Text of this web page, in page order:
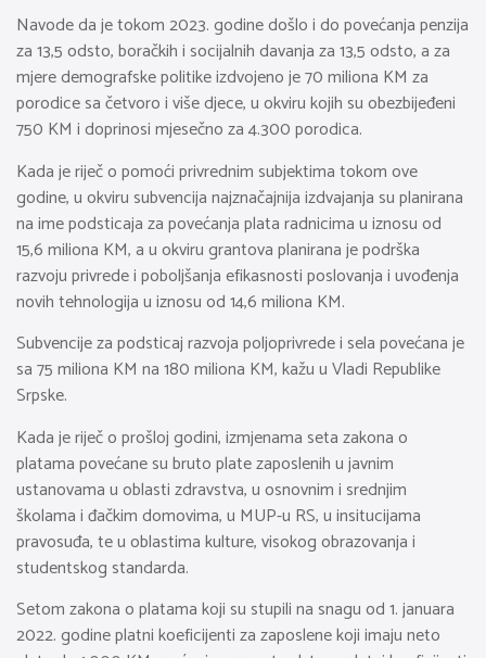
Navode da je tokom 2023. godine došlo i do povećanja penzija
za 13,5 odsto, boračkih i socijalnih davanja za 13,5 odsto, a za
mjere demografske politike izdvojeno je 70 miliona KM za
porodice sa četvoro i više djece, u okviru kojih su obezbijeđeni
750 KM i doprinosi mjesečno za 4.300 porodica.
Kada je riječ o pomoći privrednim subjektima tokom ove
godine, u okviru subvencija najznačajnija izdvajanja su planirana
na ime podsticaja za povećanja plata radnicima u iznosu od
15,6 miliona KM, a u okviru grantova planirana je podrška
razvoju privrede i poboljšanja efikasnosti poslovanja i uvođenja
novih tehnologija u iznosu od 14,6 miliona KM.
Subvencije za podsticaj razvoja poljoprivrede i sela povećana je
sa 75 miliona KM na 180 miliona KM, kažu u Vladi Republike
Srpske.
Kada je riječ o prošloj godini, izmjenama seta zakona o
platama povećane su bruto plate zaposlenih u javnim
ustanovama u oblasti zdravstva, u osnovnim i srednjim
školama i đačkim domovima, u MUP-u RS, u insitucijama
pravosuđa, te u oblastima kulture, visokog obrazovanja i
studentskog standarda.
Setom zakona o platama koji su stupili na snagu od 1. januara
2022. godine platni koeficijenti za zaposlene koji imaju neto